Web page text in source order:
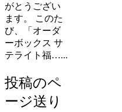
がとうござい
ます。 このた
び、「オーダ
ーボックス サ
テライト福…...
投稿のペ
ージ送り